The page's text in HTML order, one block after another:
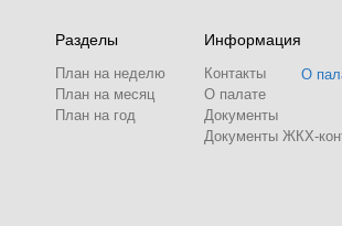
Разделы
План на неделю
План на месяц
План на год
Информация
Контакты
О палате
Документы
Документы ЖКХ-
О